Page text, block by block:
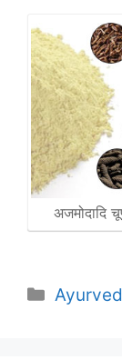
अजमोदादि